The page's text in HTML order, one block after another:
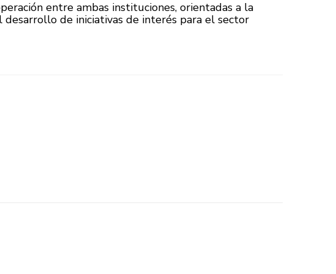
entre ambas instituciones, orientadas a la
desarrollo de iniciativas de interés para el sector